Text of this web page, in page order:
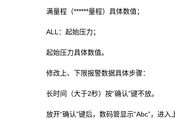
满量程（******量程）具体数值；
ALL：起始压力；
起始压力具体数值。
修改上、下限报警数据具体步骤：
长时间（大于2秒）按“确认”键不放。
放开“确认”键后，数码管显示“Abc”，进入